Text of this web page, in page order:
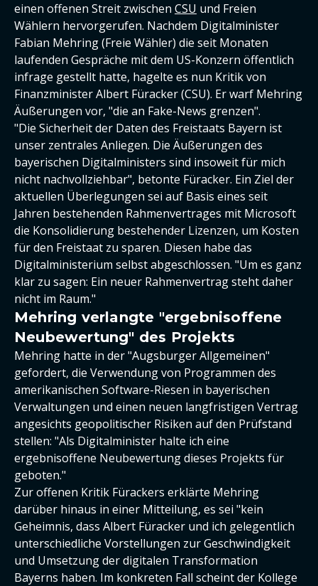
einen offenen Streit zwischen CSU und Freien
Wählern hervorgerufen. Nachdem Digitalminister
Fabian Mehring (Freie Wähler) die seit Monaten
laufenden Gespräche mit dem US-Konzern öffentlich
infrage gestellt hatte, hagelte es nun Kritik von
Finanzminister Albert Füracker (CSU). Er warf Mehring
Äußerungen vor, "die an Fake-News grenzen".
"Die Sicherheit der Daten des Freistaats Bayern ist
unser zentrales Anliegen. Die Äußerungen des
bayerischen Digitalministers sind insoweit für mich
nicht nachvollziehbar", betonte Füracker. Ein Ziel der
aktuellen Überlegungen sei auf Basis eines seit
Jahren bestehenden Rahmenvertrages mit Microsoft
die Konsolidierung bestehender Lizenzen, um Kosten
für den Freistaat zu sparen. Diesen habe das
Digitalministerium selbst abgeschlossen. "Um es ganz
klar zu sagen: Ein neuer Rahmenvertrag steht daher
nicht im Raum."
Mehring verlangte "ergebnisoffene
Neubewertung" des Projekts
Mehring hatte in der "Augsburger Allgemeinen"
gefordert, die Verwendung von Programmen des
amerikanischen Software-Riesen in bayerischen
Verwaltungen und einen neuen langfristigen Vertrag
angesichts geopolitischer Risiken auf den Prüfstand
stellen: "Als Digitalminister halte ich eine
ergebnisoffene Neubewertung dieses Projekts für
geboten."
Zur offenen Kritik Fürackers erklärte Mehring
darüber hinaus in einer Mitteilung, es sei "kein
Geheimnis, dass Albert Füracker und ich gelegentlich
unterschiedliche Vorstellungen zur Geschwindigkeit
und Umsetzung der digitalen Transformation
Bayerns haben. Im konkreten Fall scheint der Kollege